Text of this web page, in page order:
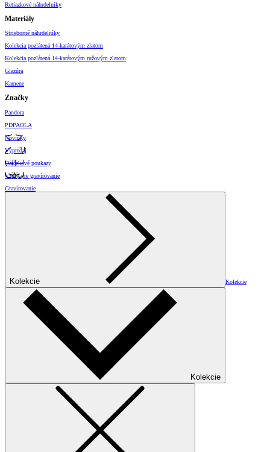
Retiazkové náhrdelníky
Materiály
Strieborné náhrdelníky
Kolekcia pozlátená 14-karátovým zlatom
Kolekcia pozlátená 14-karátovým ružovým zlatom
Glazúra
Kamene
Značky
Pandora
PDPAOLA
Novinky
Výpredaj
Darčekové poukazy
Vzory pre gravírovanie
Gravírovanie
Kolekcie Kolekcie
Kolekcie